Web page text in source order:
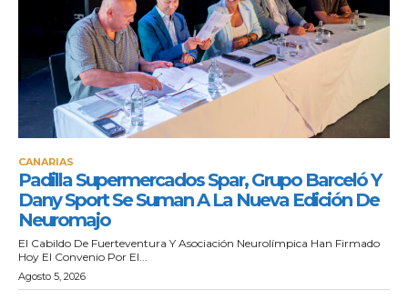
CANARIAS
Padilla Supermercados Spar, Grupo Barceló Y
Dany Sport Se Suman A La Nueva Edición De
Neuromajo
El Cabildo De Fuerteventura Y Asociación Neurolímpica Han Firmado
Hoy El Convenio Por El...
Agosto 5, 2026